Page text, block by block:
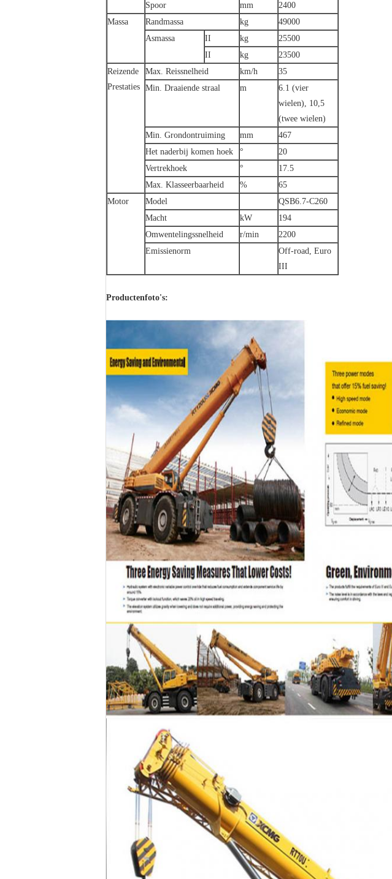
Spoor
mm
2400
Massa
Randmassa kg
49000
Asmassa
II kg
25500
II
kg
23500
Reizende
Prestaties
Max. Reissnelheid km/h
35
Min. Draaiende straal
m
6.1 (vier
wielen), 10,5
(twee wielen)
Min. Grondontruiming
mm
467
Het naderbij komen hoek
°
20
Vertrekhoek
°
17.5
Max. Klasseerbaarheid
%
65
Motor
Model
QSB6.7-C260
Macht
kW
194
Omwentelingssnelheid
r/min
2200
Emissienorm
Off-road, Euro
III
Productenfoto's: